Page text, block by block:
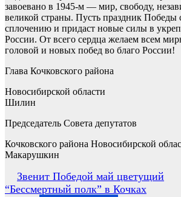
завоевано в 1945-м — мир, свободу,
великой страны. Пусть праздник Победы
сплочению и придаст новые силы в
России. От всего сердца желаем всем
головой и новых побед во благо России!
Глава Кочковского района
Новосибирской
Шилин
Председатель Совета депутатов
Кочковского района
Макарушкин
Навигация
Звенит Победой май цветущий
“Бессмертный полк” в Кочках